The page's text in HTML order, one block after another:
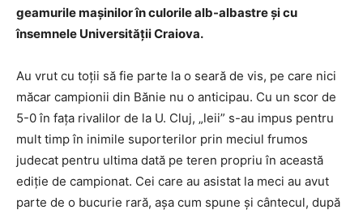
geamurile mașinilor în culorile alb-albastre și cu
însemnele Universității Craiova.
Au vrut cu toții să fie parte la o seară de vis, pe care nici
măcar campionii din Bănie nu o anticipau. Cu un scor de
5-0 în fața rivalilor de la U. Cluj, „leii” s-au impus pentru
mult timp în inimile suporterilor prin meciul frumos
judecat pentru ultima dată pe teren propriu în această
ediție de campionat. Cei care au asistat la meci au avut
parte de o bucurie rară, așa cum spune și cântecul, după